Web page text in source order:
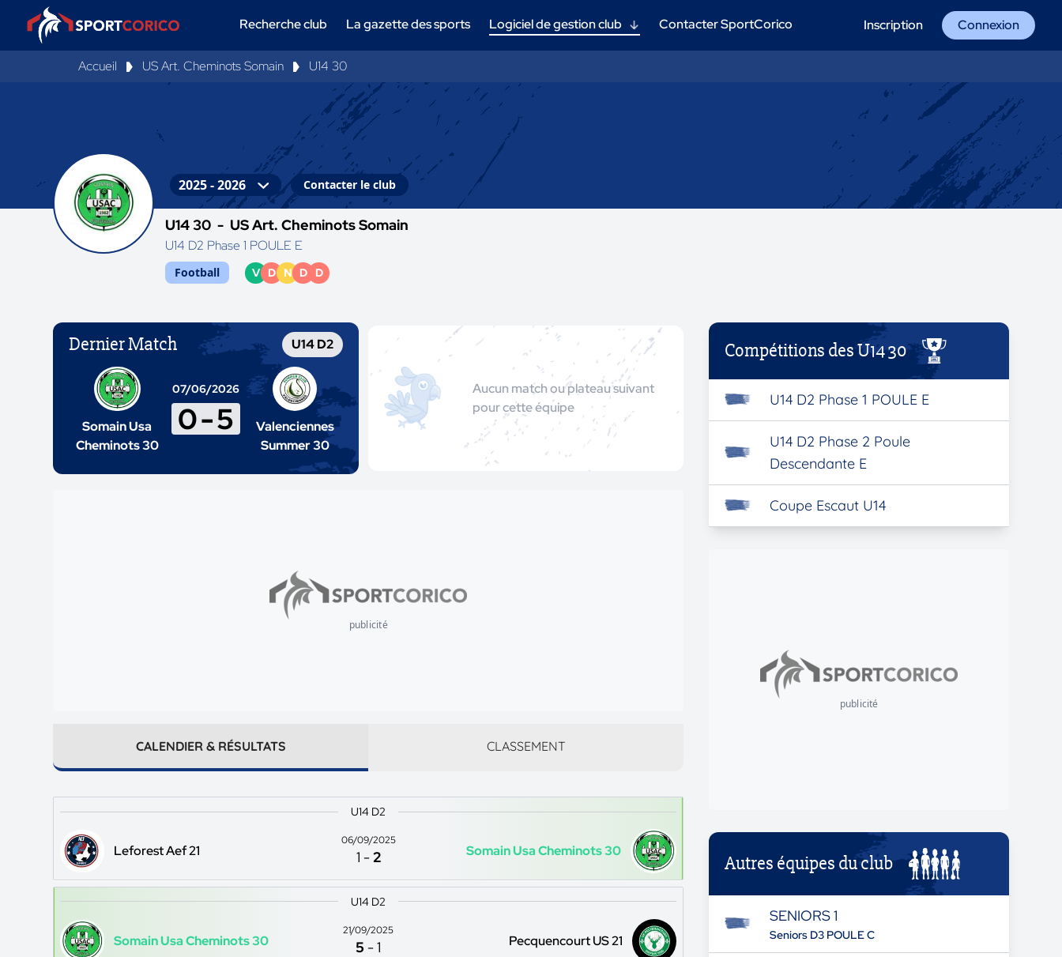
Recherche club La gazette des sports Logiciel de gestion club Contacter SportCorico Inscription Connexion
Accueil US Art. Cheminots Somain U14 30
Contacter le club
U14 30 - US Art. Cheminots Somain
U14 D2 Phase 1 POULE E
Football V D N D D
Dernier Match U14 D2
Somain Usa
Cheminots 30
07/06/2026
0-5
Valenciennes
Summer 30
Aucun match ou plateau suivant
pour cette équipe
publicité
CALENDIER & RÉSULTATS CLASSEMENT
U14 D2
Leforest Aef 21
06/09/2025
1 -2 Somain Usa Cheminots 30
U14 D2
Somain Usa Cheminots 30
21/09/2025
5 -1 Pecquencourt US 21
Compétitions des U14 30
U14 D2 Phase 1 POULE E
U14 D2 Phase 2 Poule
Descendante E
Coupe Escaut U14
publicité
Autres équipes du club
SENIORS 1
Seniors D3 POULE C